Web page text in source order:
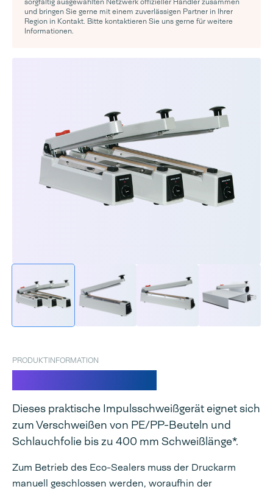
und bringen Sie gerne mit einem zuverlässigen Partner in Ihrer
Region in Kontakt. Bitte kontaktieren Sie uns gerne für weitere
Informationen.
PRODUKTINFORMATION
Dieses praktische Impulsschweißgerät eignet sich
zum Verschweißen von PE/PP-Beuteln und
Schlauchfolie bis zu 400 mm Schweißlänge*.
Zum Betrieb des Eco-Sealers muss der Druckarm
manuell geschlossen werden, woraufhin der